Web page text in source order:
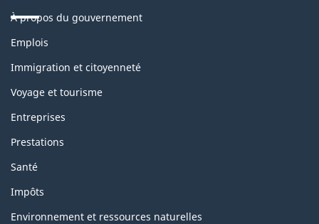
À propos du gouvernement
Thèmes
sujets
Emplois
Immigration et citoyenneté
Voyage et tourisme
Entreprises
Prestations
Santé
Impôts
Environnement et ressources naturelles